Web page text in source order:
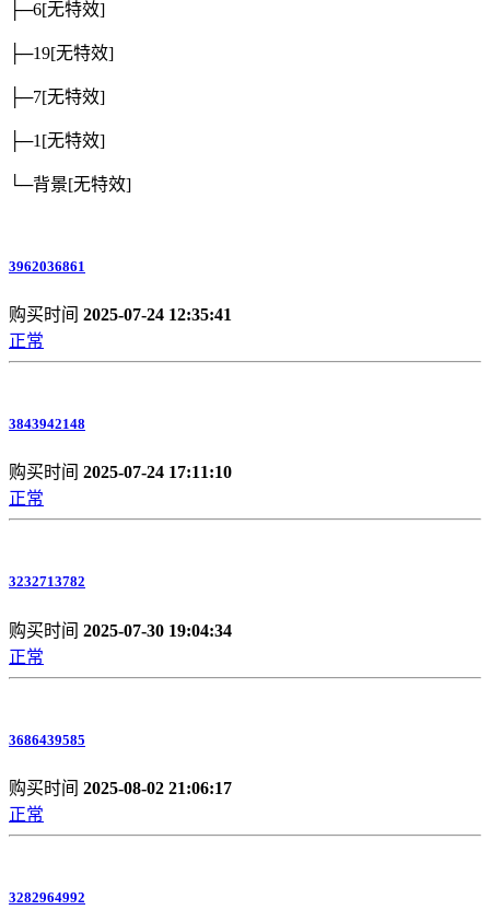
├─6[无特效]
├─19[无特效]
├─7[无特效]
├─1[无特效]
└─背景[无特效]
3962036861
购买时间 2025-07-24 12:35:41
正常
3843942148
购买时间 2025-07-24 17:11:10
正常
3232713782
购买时间 2025-07-30 19:04:34
正常
3686439585
购买时间 2025-08-02 21:06:17
正常
3282964992